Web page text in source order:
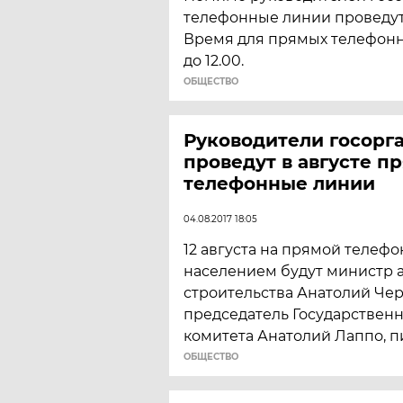
телефонные линии
Время для прямых
до 12.00.
ОБЩЕСТВО
Руководители
проведут в августе
телефонные линии
04.08.2017 18:05
12 августа на прямой
населением будут министр
строительства Анатолий
председатель
комитета Анатолий Лаппо,
ОБЩЕСТВО